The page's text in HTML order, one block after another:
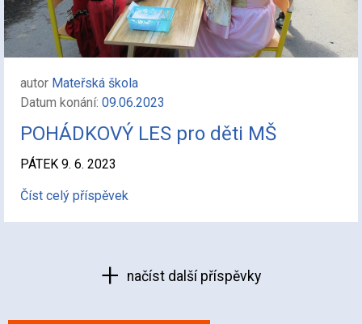
autor Mateřská škola
Datum konání: 09.06.2023
POHÁDKOVÝ LES pro děti MŠ
PÁTEK 9. 6. 2023
Číst celý příspěvek
načíst další příspěvky